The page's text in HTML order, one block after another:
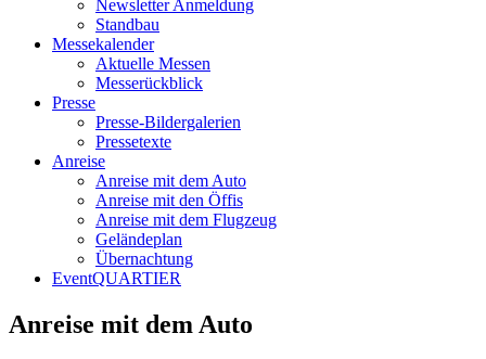
Newsletter Anmeldung
Standbau
Messekalender
Aktuelle Messen
Messerückblick
Presse
Presse-Bildergalerien
Pressetexte
Anreise
Anreise mit dem Auto
Anreise mit den Öffis
Anreise mit dem Flugzeug
Geländeplan
Übernachtung
EventQUARTIER
Anreise mit dem Auto